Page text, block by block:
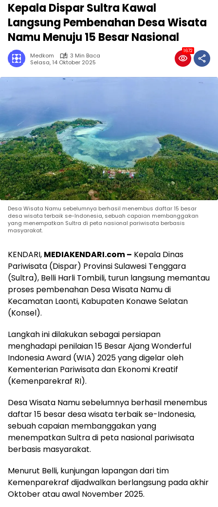
Kepala Dispar Sultra Kawal
Langsung Pembenahan Desa Wisata
Namu Menuju 15 Besar Nasional
Medkom
3 Min Baca
Selasa, 14 Oktober 2025
1672
Desa Wisata Namu sebelumnya berhasil menembus daftar 15 besar
desa wisata terbaik se-Indonesia, sebuah capaian membanggakan
yang menempatkan Sultra di peta nasional pariwisata berbasis
masyarakat.
KENDARI, MEDIAKENDARI.com – Kepala Dinas
Pariwisata (Dispar) Provinsi Sulawesi Tenggara
(Sultra), Belli Harli Tombili, turun langsung memantau
proses pembenahan Desa Wisata Namu di
Kecamatan Laonti, Kabupaten Konawe Selatan
(Konsel).
Langkah ini dilakukan sebagai persiapan
menghadapi penilaian 15 Besar Ajang Wonderful
Indonesia Award (WIA) 2025 yang digelar oleh
Kementerian Pariwisata dan Ekonomi Kreatif
(Kemenparekraf RI).
Desa Wisata Namu sebelumnya berhasil menembus
daftar 15 besar desa wisata terbaik se-Indonesia,
sebuah capaian membanggakan yang
menempatkan Sultra di peta nasional pariwisata
berbasis masyarakat.
Menurut Belli, kunjungan lapangan dari tim
Kemenparekraf dijadwalkan berlangsung pada akhir
Oktober atau awal November 2025.